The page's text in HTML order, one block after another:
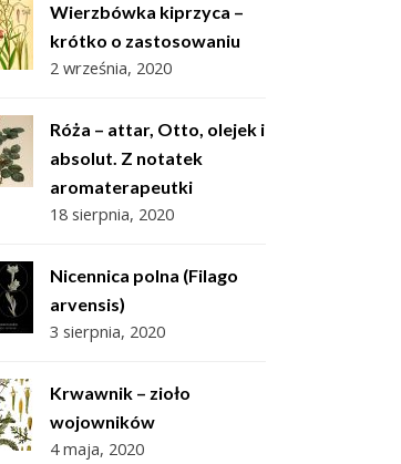
Wierzbówka kiprzyca –
krótko o zastosowaniu
2 września, 2020
Róża – attar, Otto, olejek i
absolut. Z notatek
aromaterapeutki
18 sierpnia, 2020
Nicennica polna (Filago
arvensis)
3 sierpnia, 2020
Krwawnik – zioło
wojowników
4 maja, 2020